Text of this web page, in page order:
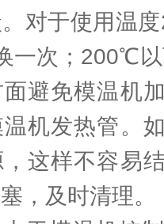
对于使用温
一次；200℃
避免模温机
机发热管。
这样不容易
，及时清理。